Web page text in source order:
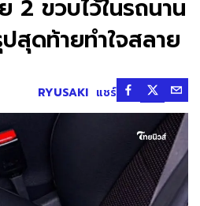
2 ขวบไว้ในรถนาน
สุดท้ายทำใจสลาย
RYUSAKI แชร์